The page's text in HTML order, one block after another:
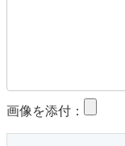
画像を添付：